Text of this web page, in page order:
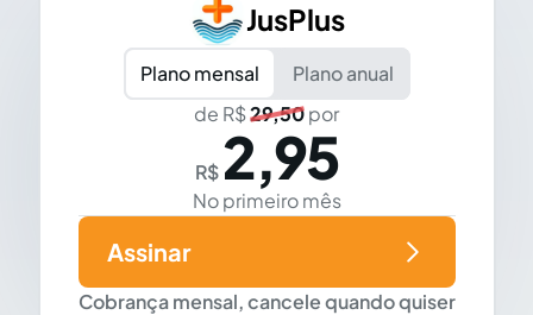
JusPlus
Plano mensal
Plano anual
de R$29,50por
R$ 2,95
No primeiro mês
Cobrança mensal, cancele quando quiser
Assinar